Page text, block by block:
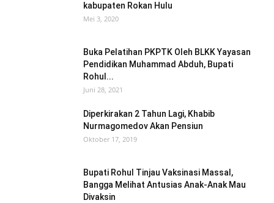
kabupaten Rokan Hulu
Mei 3, 2020
Buka Pelatihan PKPTK Oleh BLKK Yayasan
Pendidikan Muhammad Abduh, Bupati
Rohul...
Juni 28, 2021
Diperkirakan 2 Tahun Lagi, Khabib
Nurmagomedov Akan Pensiun
Oktober 17, 2019
Bupati Rohul Tinjau Vaksinasi Massal,
Bangga Melihat Antusias Anak-Anak Mau
Divaksin